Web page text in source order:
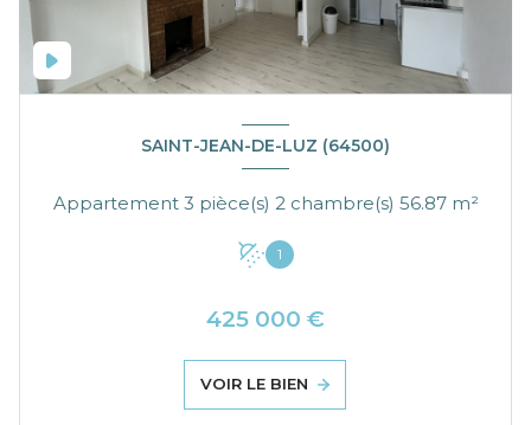
SAINT-JEAN-DE-LUZ (64500)
Appartement 3 pièce(s) 2 chambre(s) 56.87 m²
1
425 000 €
VOIR LE BIEN